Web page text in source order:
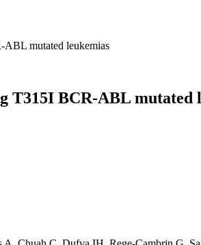
ABL mutated leukemias
T315I BCR-ABL mutated